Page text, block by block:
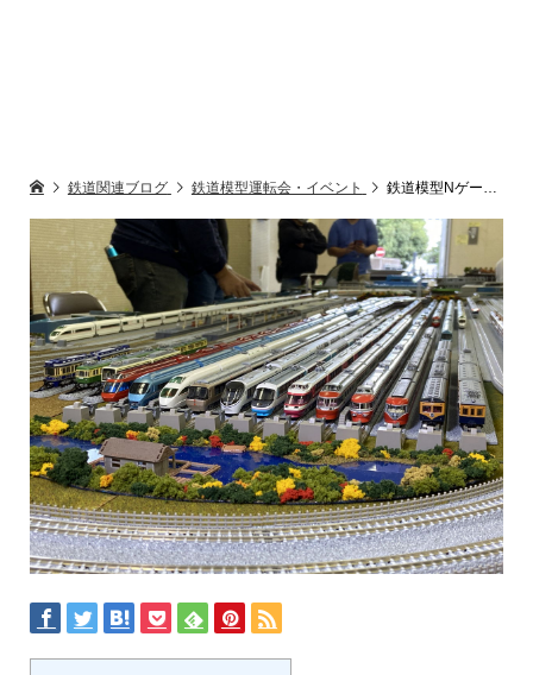
鉄道関連ブログ 鉄道模型運転会・イベント 鉄道模型Nゲージ運転会報告2022年10月30日 (淵野辺・一般公開)【相模原鉄道模型クラブ】